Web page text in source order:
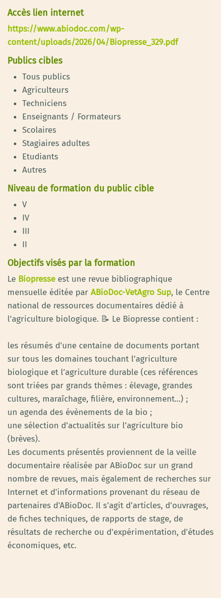
Accès lien internet
https://www.abiodoc.com/wp-
content/uploads/2026/04/Biopresse_329.pdf
Publics cibles
Tous publics
Agriculteurs
Techniciens
Enseignants / Formateurs
Scolaires
Stagiaires adultes
Etudiants
Autres
Niveau de formation du public cible
V
IV
III
II
Objectifs visés par la formation
Le Biopresse est une revue bibliographique
mensuelle éditée par ABioDoc-VetAgro Sup, le Centre
national de ressources documentaires dédié à
l'agriculture biologique. 📝 Le Biopresse contient :
les résumés d'une centaine de documents portant
sur tous les domaines touchant l’agriculture
biologique et l’agriculture durable (ces références
sont triées par grands thèmes : élevage, grandes
cultures, maraîchage, filière, environnement...) ;
un agenda des évènements de la bio ;
une sélection d’actualités sur l’agriculture bio
(brèves).
Les documents présentés proviennent de la veille
documentaire réalisée par ABioDoc sur un grand
nombre de revues, mais également de recherches sur
Internet et d'informations provenant du réseau de
partenaires d'ABioDoc. Il s'agit d'articles, d'ouvrages,
de fiches techniques, de rapports de stage, de
résultats de recherche ou d'expérimentation, d'études
économiques, etc.